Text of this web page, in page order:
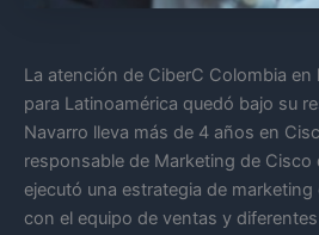
La atención de CiberC Colombia en
para Latinoamérica quedó bajo su
Navarro lleva más de 4 años en
responsable de Marketing de
ejecutó una estrategia de
con el equipo de ventas y